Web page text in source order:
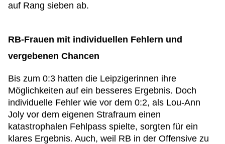
auf Rang sieben ab.
RB-Frauen mit individuellen Fehlern und
vergebenen Chancen
Bis zum 0:3 hatten die Leipzigerinnen ihre
Möglichkeiten auf ein besseres Ergebnis. Doch
individuelle Fehler wie vor dem 0:2, als Lou-Ann
Joly vor dem eigenen Strafraum einen
katastrophalen Fehlpass spielte, sorgten für ein
klares Ergebnis. Auch, weil RB in der Offensive zu